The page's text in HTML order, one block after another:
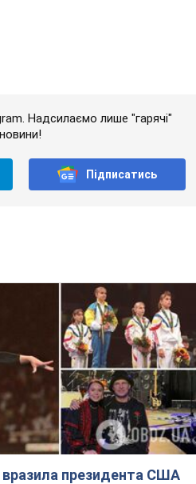
вразила президента США
Україні"! Як склалася
30 років тому виграла
великий шматок килимового
1996"